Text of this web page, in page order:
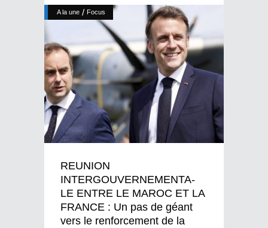
A la une / Focus
REUNION
INTERGOUVERNEMENTA-
LE ENTRE LE MAROC ET LA
FRANCE : Un pas de géant
vers le renforcement de la